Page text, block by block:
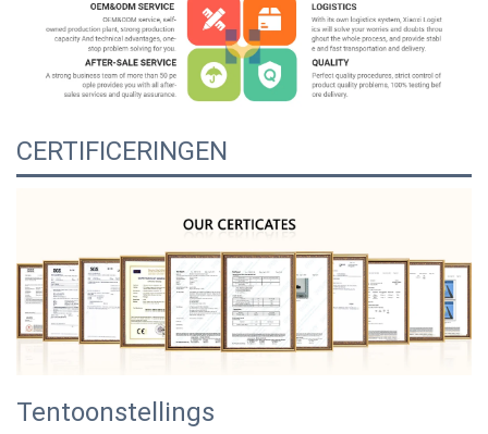
CERTIFICERINGEN
Tentoonstellings